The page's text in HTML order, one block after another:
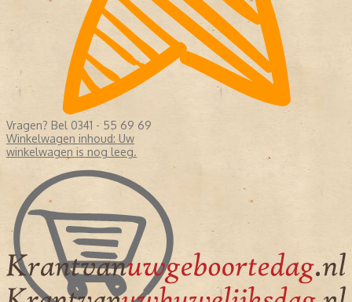
Vragen? Bel 0341 - 55 69 69
Winkelwagen inhoud: Uw
winkelwagen is nog leeg.